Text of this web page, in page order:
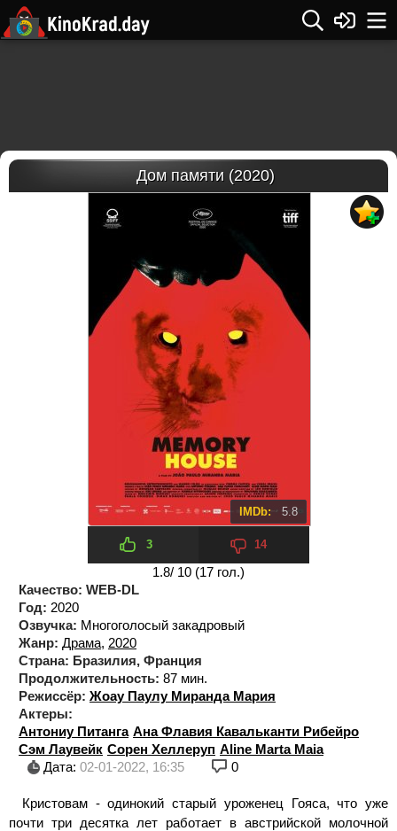
Дом памяти (2020)
IMDb: 5.8
3 14
1.8/ 10 (17 гол.)
Качество: WEB-DL
Год: 2020
Озвучка: Многоголосый закадровый
Жанр: Драма, 2020
Страна: Бразилия, Франция
Продолжительность: 87 мин.
Режиссёр: Жоау Паулу Миранда Мария
Актеры:
Антониу Питанга Ана Флавия Кавальканти Рибейро
Сэм Лаувейк Сорен Хеллеруп Aline Marta Maia
Дата: 02-01-2022, 16:35 0
Кристовам - одинокий старый уроженец Гояса, что уже
почти три десятка лет работает в австрийской молочной